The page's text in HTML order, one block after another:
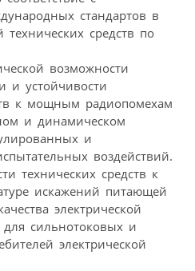
стандартов в
технических средств по
возможности
и устойчивости
к мощным радиопомехам
и динамическом
и
воздействий.
технических средств к
искажений питающей
электрической
сильнотоковых и
электрической